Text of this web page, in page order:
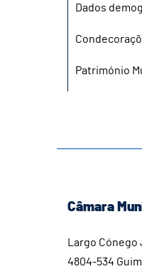
Dados
Património
Câmara
Largo
4804-534